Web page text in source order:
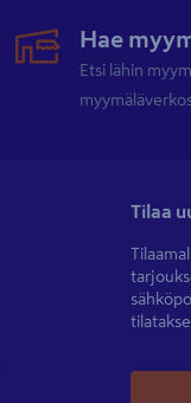
Hae
Etsi lähin
Tilaa